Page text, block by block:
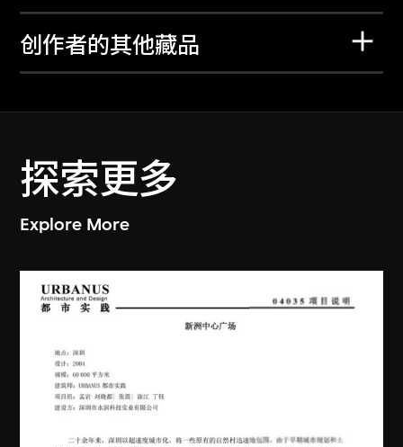
创作者的其他藏品
探索更多
Explore More